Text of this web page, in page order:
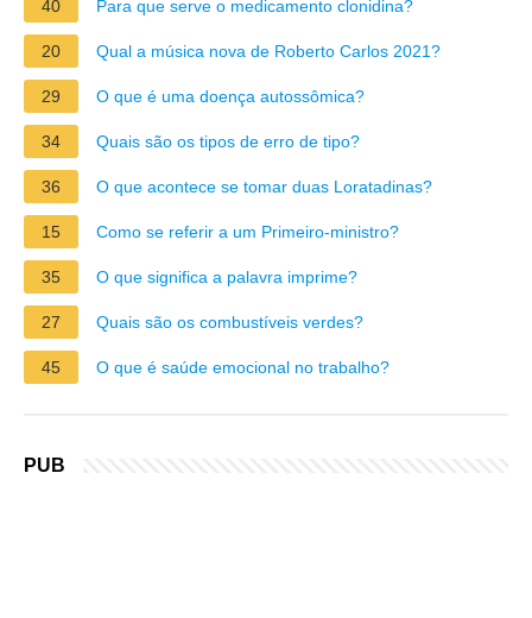
40 Para que serve o medicamento clonidina?
20 Qual a música nova de Roberto Carlos 2021?
29 O que é uma doença autossômica?
34 Quais são os tipos de erro de tipo?
36 O que acontece se tomar duas Loratadinas?
15 Como se referir a um Primeiro-ministro?
35 O que significa a palavra imprime?
27 Quais são os combustíveis verdes?
45 O que é saúde emocional no trabalho?
PUB